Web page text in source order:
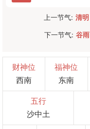
上一节气: 清明
下一节气: 谷雨
财神位
西南
福神位
东南
五行
沙中土